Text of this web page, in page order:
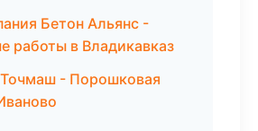
Бетон Альянс -
работы в Владикавказ
- Порошковая